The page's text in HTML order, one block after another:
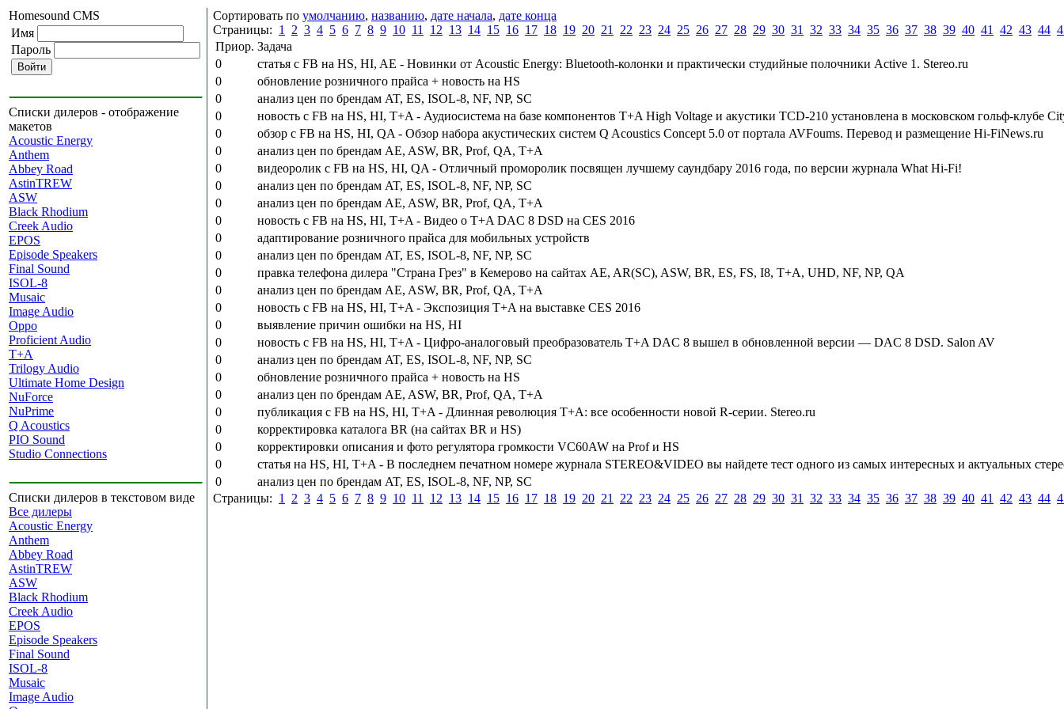
Homesound CMS
Имя
Пароль
Списки дилеров - отображение
макетов
Acoustic Energy
Anthem
Abbey Road
AstinTREW
ASW
Black Rhodium
Creek Audio
EPOS
Episode Speakers
Final Sound
ISOL-8
Musaic
Image Audio
Oppo
Proficient Audio
T+A
Trilogy Audio
Ultimate Home Design
NuForce
NuPrime
Q Acoustics
PIO Sound
Studio Connections
Списки дилеров в текстовом виде
Все дилеры
Acoustic Energy
Anthem
Abbey Road
AstinTREW
ASW
Black Rhodium
Creek Audio
EPOS
Episode Speakers
Final Sound
ISOL-8
Musaic
Image Audio
Сортировать по умолчанию, названию, дате начала, дате конца
Страницы: 1 2 3 4 5 6 7 8 9 10 11 12 13 14 15 16 17 18 19 20 21 22 23 24 25 26 27 28 29 30 31 32 33 34 35 36 37 38 39 40 41 42 43 44
Приор. Задача
0
статья с FB на HS, HI, AE - Новинки от Acoustic Energy: Bluetooth-колонки и практически студийные полочники Active 1. Stereo.ru
0
обновление розничного прайса + новость на HS
0
анализ цен по брендам AT, ES, ISOL-8, NF, NP, SC
0
новость с FB на HS, HI, T+A - Аудиосистема на базе компонентов T+A High Voltage и акустики TCD-210 установлена в московском гольф-клубе
0
обзор с FB на HS, HI, QA - Обзор набора акустических систем Q Acoustics Concept 5.0 от портала AVFoums. Перевод и размещение Hi-FiNews.ru
0
анализ цен по брендам AE, ASW, BR, Prof, QA, T+A
0
видеоролик с FB на HS, HI, QA - Отличный проморолик посвящен лучшему саундбару 2016 года, по версии журнала What Hi-Fi!
0
анализ цен по брендам AT, ES, ISOL-8, NF, NP, SC
0
анализ цен по брендам AE, ASW, BR, Prof, QA, T+A
0
новость с FB на HS, HI, T+A - Видео о T+A DAC 8 DSD на CES 2016
0
адаптирование розничного прайса для мобильных устройств
0
анализ цен по брендам AT, ES, ISOL-8, NF, NP, SC
0
правка телефона дилера "Страна Грез" в Кемерово на сайтах AE, AR(SC), ASW, BR, ES, FS, I8, T+A, UHD, NF, NP, QA
0
анализ цен по брендам AE, ASW, BR, Prof, QA, T+A
0
новость с FB на HS, HI, T+A - Экспозиция T+A на выставке CES 2016
0
выявление причин ошибки на HS, HI
0
новость с FB на HS, HI, T+A - Цифро-аналоговый преобразователь T+A DAC 8 вышел в обновленной версии — DAC 8 DSD. Salon AV
0
анализ цен по брендам AT, ES, ISOL-8, NF, NP, SC
0
обновление розничного прайса + новость на HS
0
анализ цен по брендам AE, ASW, BR, Prof, QA, T+A
0
публикация с FB на HS, HI, T+A - Длинная революция T+A: все особенности новой R-серии. Stereo.ru
0
корректировка каталога BR (на сайтах BR и HS)
0
корректировки описания и фото регулятора громкости VC60AW на Prof и HS
0
статья на HS, HI, T+A - В последнем печатном номере журнала STEREO&VIDEO вы найдете тест одного из самых интересных и актуальных
0
анализ цен по брендам AT, ES, ISOL-8, NF, NP, SC
Страницы: 1 2 3 4 5 6 7 8 9 10 11 12 13 14 15 16 17 18 19 20 21 22 23 24 25 26 27 28 29 30 31 32 33 34 35 36 37 38 39 40 41 42 43 44